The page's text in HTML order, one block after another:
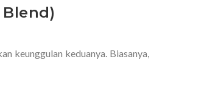
keunggulan keduanya. Biasanya,